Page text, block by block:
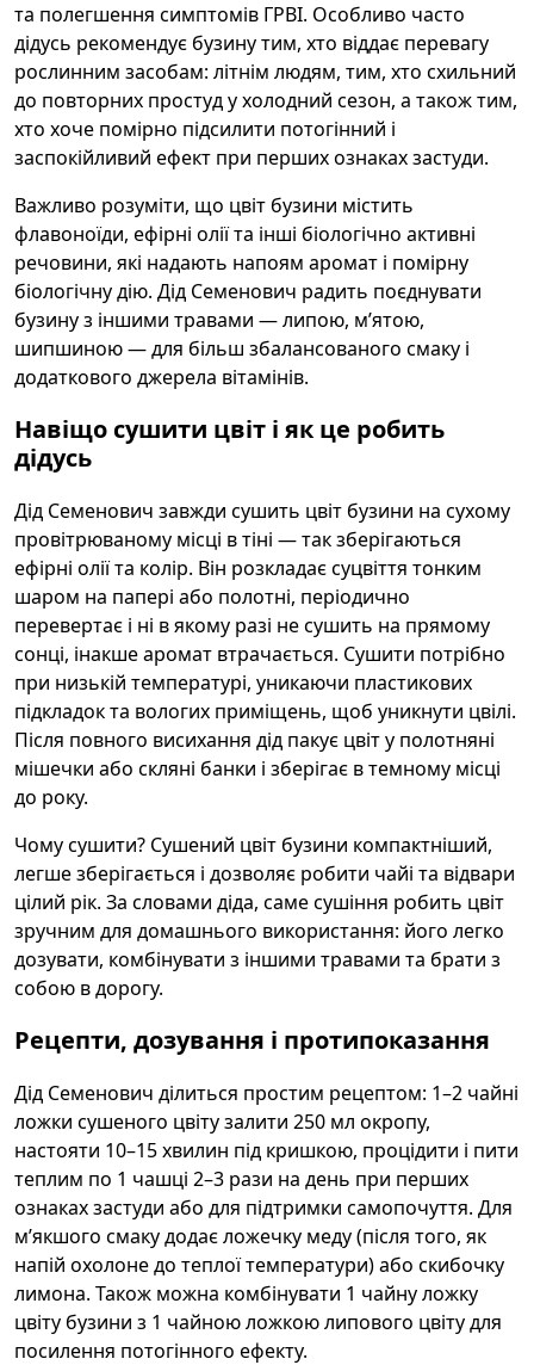
та полегшення симптомів ГРВІ. Особливо часто
дідусь рекомендує бузину тим, хто віддає перевагу
рослинним засобам: літнім людям, тим, хто схильний
до повторних простуд у холодний сезон, а також тим,
хто хоче помірно підсилити потогінний і
заспокійливий ефект при перших ознаках застуди.
Важливо розуміти, що цвіт бузини містить
флавоноїди, ефірні олії та інші біологічно активні
речовини, які надають напоям аромат і помірну
біологічну дію. Дід Семенович радить поєднувати
бузину з іншими травами — липою, м’ятою,
шипшиною — для більш збалансованого смаку і
додаткового джерела вітамінів.
Навіщо сушити цвіт і як це робить
дідусь
Дід Семенович завжди сушить цвіт бузини на сухому
провітрюваному місці в тіні — так зберігаються
ефірні олії та колір. Він розкладає суцвіття тонким
шаром на папері або полотні, періодично
перевертає і ні в якому разі не сушить на прямому
сонці, інакше аромат втрачається. Сушити потрібно
при низькій температурі, уникаючи пластикових
підкладок та вологих приміщень, щоб уникнути цвілі.
Після повного висихання дід пакує цвіт у полотняні
мішечки або скляні банки і зберігає в темному місці
до року.
Чому сушити? Сушений цвіт бузини компактніший,
легше зберігається і дозволяє робити чайі та відвари
цілий рік. За словами діда, саме сушіння робить цвіт
зручним для домашнього використання: його легко
дозувати, комбінувати з іншими травами та брати з
собою в дорогу.
Рецепти, дозування і протипоказання
Дід Семенович ділиться простим рецептом: 1–2 чайні
ложки сушеного цвіту залити 250 мл окропу,
настояти 10–15 хвилин під кришкою, процідити і пити
теплим по 1 чашці 2–3 рази на день при перших
ознаках застуди або для підтримки самопочуття. Для
м’якшого смаку додає ложечку меду (після того, як
напій охолоне до теплої температури) або скибочку
лимона. Також можна комбінувати 1 чайну ложку
цвіту бузини з 1 чайною ложкою липового цвіту для
посилення потогінного ефекту.